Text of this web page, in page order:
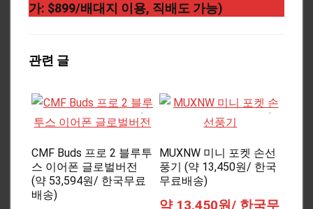
가: $899/배대지 이용, 직배도 가능)
관련 글
CMF Buds 프로 2 블루투
스 이어폰 글로벌버전
(약 53,594원/ 한국무료
배송)
MUXNW 미니 포켓 손선
풍기 (약 13,450원/ 한국
무료배송)
약 13,450원/ 한국무